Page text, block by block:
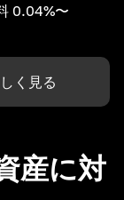
0.04%〜
く見る
産に対